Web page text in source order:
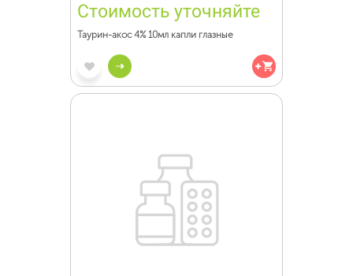
Стоимость уточняйте
Таурин-акос 4% 10мл капли глазные